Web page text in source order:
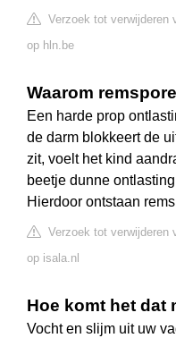
Verzoek tot verwijderen
op hln.be
Waarom
Een harde prop
de darm blokkeert de
zit, voelt het kind
beetje dunne
Hierdoor ontstaan
Verzoek tot verwijderen
op isala.nl
Hoe komt het dat
Vocht en slijm uit uw